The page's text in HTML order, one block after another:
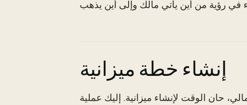
إنشاء خطة ميزانية
حان الوقت لإنشاء ميزانية. إليك عملية